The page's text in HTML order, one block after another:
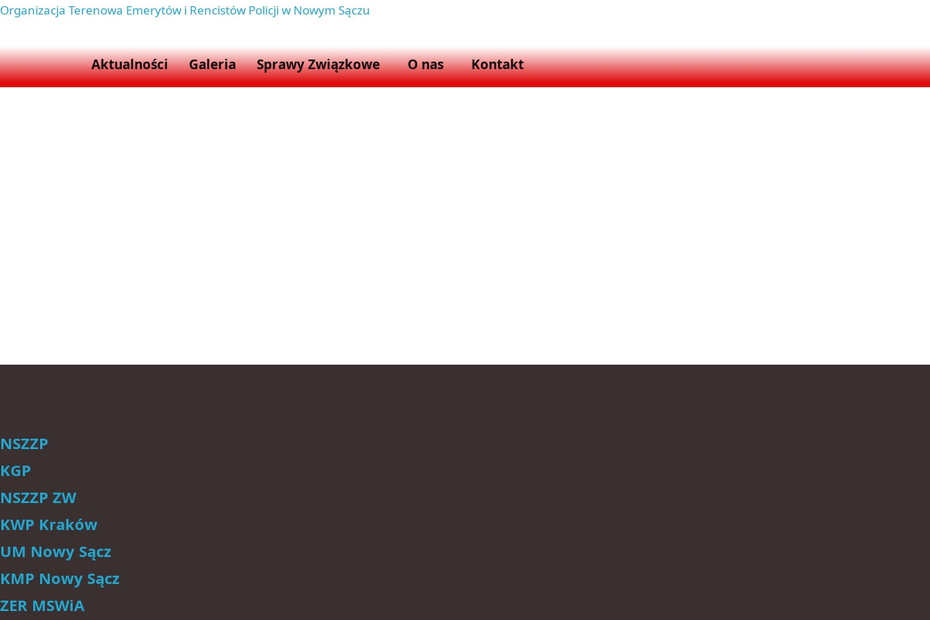
Organizacja Terenowa Emerytów i Rencistów Policji w Nowym Sączu
Aktualności Galeria Sprawy Związkowe O nas Kontakt
NSZZP
KGP
NSZZP ZW
KWP Kraków
UM Nowy Sącz
KMP Nowy Sącz
ZER MSWiA